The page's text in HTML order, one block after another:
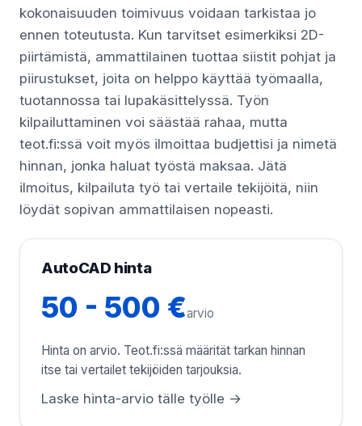
kokonaisuuden toimivuus voidaan tarkistaa jo
ennen toteutusta. Kun tarvitset esimerkiksi 2D-
piirtämistä, ammattilainen tuottaa siistit pohjat ja
piirustukset, joita on helppo käyttää työmaalla,
tuotannossa tai lupakäsittelyssä. Työn
kilpailuttaminen voi säästää rahaa, mutta
teot.fi:ssä voit myös ilmoittaa budjettisi ja nimetä
hinnan, jonka haluat työstä maksaa. Jätä
ilmoitus, kilpailuta työ tai vertaile tekijöitä, niin
löydät sopivan ammattilaisen nopeasti.
AutoCAD hinta
50 - 500 €arvio
Hinta on arvio. Teot.fi:ssä määrität tarkan hinnan
itse tai vertailet tekijöiden tarjouksia.
Laske hinta-arvio tälle työlle →